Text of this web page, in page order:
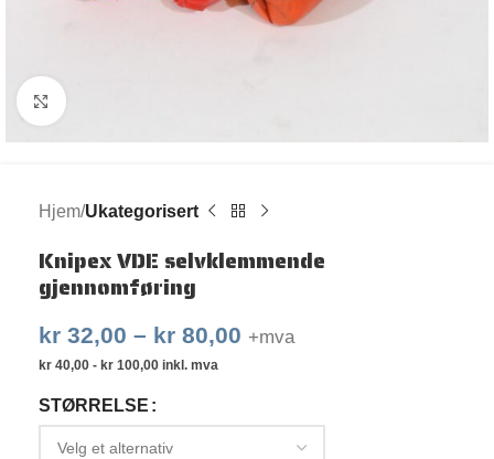
Klikk for større bilde
Hjem Ukategorisert
Knipex VDE selvklemmende
gjennomføring
kr 32,00 – kr 80,00 +mva
kr 40,00 - kr 100,00 inkl. mva
STØRRELSE